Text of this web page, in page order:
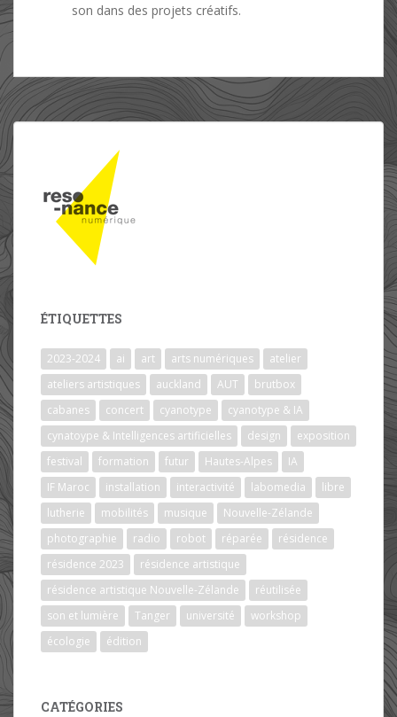
son dans des projets créatifs.
ÉTIQUETTES
2023-2024 ai art arts numériques
atelier
ateliers artistiques
auckland AUT
brutbox
cabanes
concert cyanotype
cyanotype & IA
cynatoype & Intelligences artificielles
design
exposition
festival
formation futur Hautes-Alpes
IA
IF Maroc
installation interactivité labomedia
libre
lutherie
mobilités musique
Nouvelle-Zélande
photographie
radio robot réparée
résidence
résidence 2023
résidence artistique
résidence artistique Nouvelle-Zélande
réutilisée
son et lumière
Tanger université
workshop
écologie
édition
CATÉGORIES